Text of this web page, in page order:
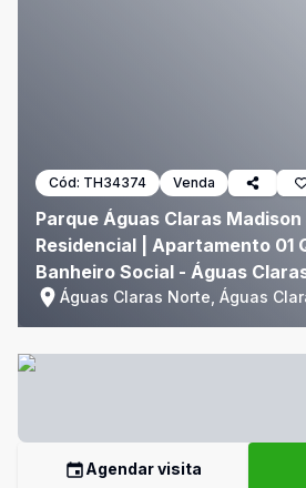
Cód: TH34374 Venda
Parque Águas Claras
Residencial | Apartamento 01
Banheiro Social - Águas
Águas Claras Norte, Águas
Agendar visita